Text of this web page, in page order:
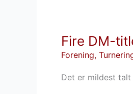
Fire DM-
Forening,
Det er mildest
titler
i
til